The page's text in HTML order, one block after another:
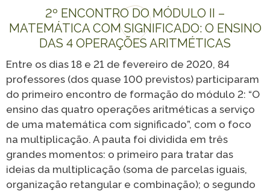
Painel ASG
Caiubi
Prosas
SEE FULL LIST
2º ENCONTRO DO MÓDULO II –
MATEMÁTICA COM SIGNIFICADO: O ENSINO
DAS 4 OPERAÇÕES ARITMÉTICAS
Entre os dias 18 e 21 de fevereiro de 2020, 84
professores (dos quase 100 previstos) participaram
do primeiro encontro de formação do módulo 2: “O
ensino das quatro operações aritméticas a serviço
de uma matemática com significado”, com o foco
na multiplicação. A pauta foi dividida em três
grandes momentos: o primeiro para tratar das
ideias da multiplicação (soma de parcelas iguais,
organização retangular e combinação); o segundo